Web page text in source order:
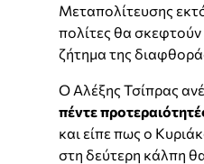
Μεταπολίτευσης
πολίτες θα
ζήτημα της
Ο Αλέξης Τσίπρας
πέντε
και είπε πως ο
στη δεύτερη κάλπη